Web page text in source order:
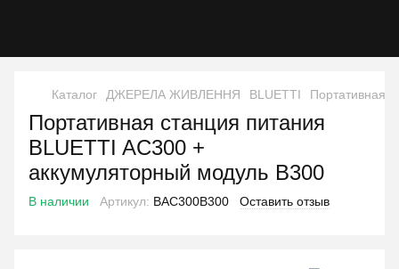
Каталог ДЖЕРЕЛА ЖИВЛЕННЯ BLUETTI Портативная
Портативная станция питания
BLUETTI AC300 +
аккумуляторный модуль B300
В наличии Артикул: BAC300B300 Оставить отзыв